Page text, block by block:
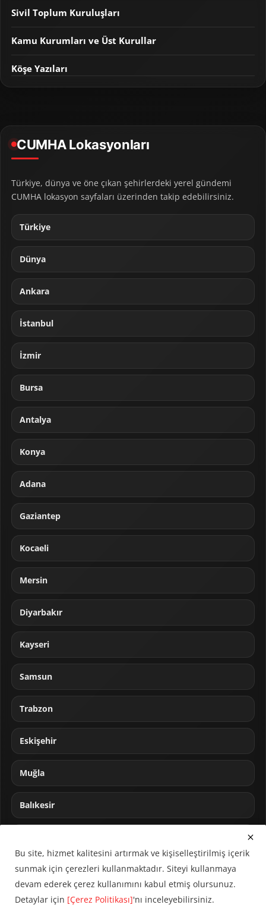
Sivil Toplum Kuruluşları
Kamu Kurumları ve Üst Kurullar
Köşe Yazıları
CUMHA Lokasyonları
Türkiye, dünya ve öne çıkan şehirlerdeki yerel gündemi
CUMHA lokasyon sayfaları üzerinden takip edebilirsiniz.
Türkiye
Dünya
Ankara
İstanbul
İzmir
Bursa
Antalya
Konya
Adana
Gaziantep
Kocaeli
Mersin
Diyarbakır
Kayseri
Samsun
Trabzon
Eskişehir
Muğla
Balıkesir
Bu site, hizmet kalitesini artırmak ve kişiselleştirilmiş içerik
sunmak için çerezleri kullanmaktadır. Siteyi kullanmaya
devam ederek çerez kullanımını kabul etmiş olursunuz.
Detaylar için [Çerez Politikası]'nı inceleyebilirsiniz.